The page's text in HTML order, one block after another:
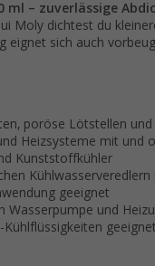
ml – zuverlässige
Moly dichtest du
eignet sich auch
poröse Lötstellen
Heizsysteme mit und
Kunststoffkühler
geeignet
Wasserpumpe und
geeignet